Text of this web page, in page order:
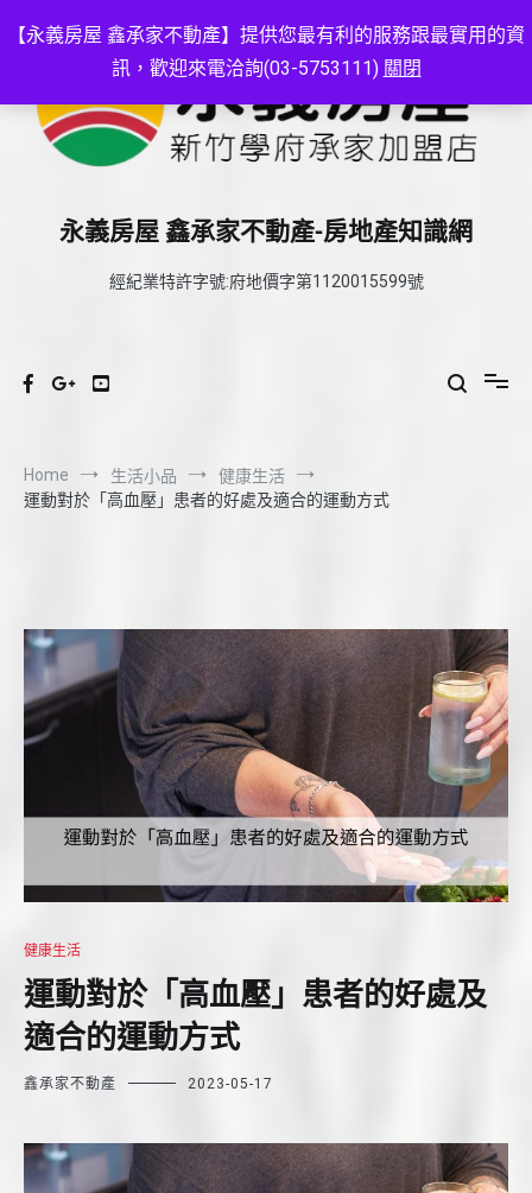
【永義房屋 鑫承家不動產】提供您最有利的服務跟最實用的資
訊，歡迎來電洽詢(03-5753111) 關閉
永義房屋 鑫承家不動產-房地產知識網
經紀業特許字號:府地價字第1120015599號
Home 生活小品
健康生活
運動對於「高血壓」患者的好處及適合的運動方式
健康生活
運動對於「高血壓」患者的好處及
適合的運動方式
鑫承家不動產 2023-05-17